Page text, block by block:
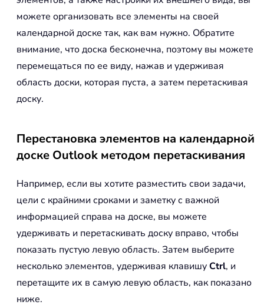
можете организовать все элементы на своей
календарной доске так, как вам нужно. Обратите
внимание, что доска бесконечна, поэтому вы можете
перемещаться по ее виду, нажав и удерживая
область доски, которая пуста, а затем перетаскивая
доску.
Перестановка элементов на календарной
доске Outlook методом перетаскивания
Например, если вы хотите разместить свои задачи,
цели с крайними сроками и заметку с важной
информацией справа на доске, вы можете
удерживать и перетаскивать доску вправо, чтобы
показать пустую левую область. Затем выберите
несколько элементов, удерживая клавишуCtrl, и
перетащите их в самую левую область, как показано
ниже.